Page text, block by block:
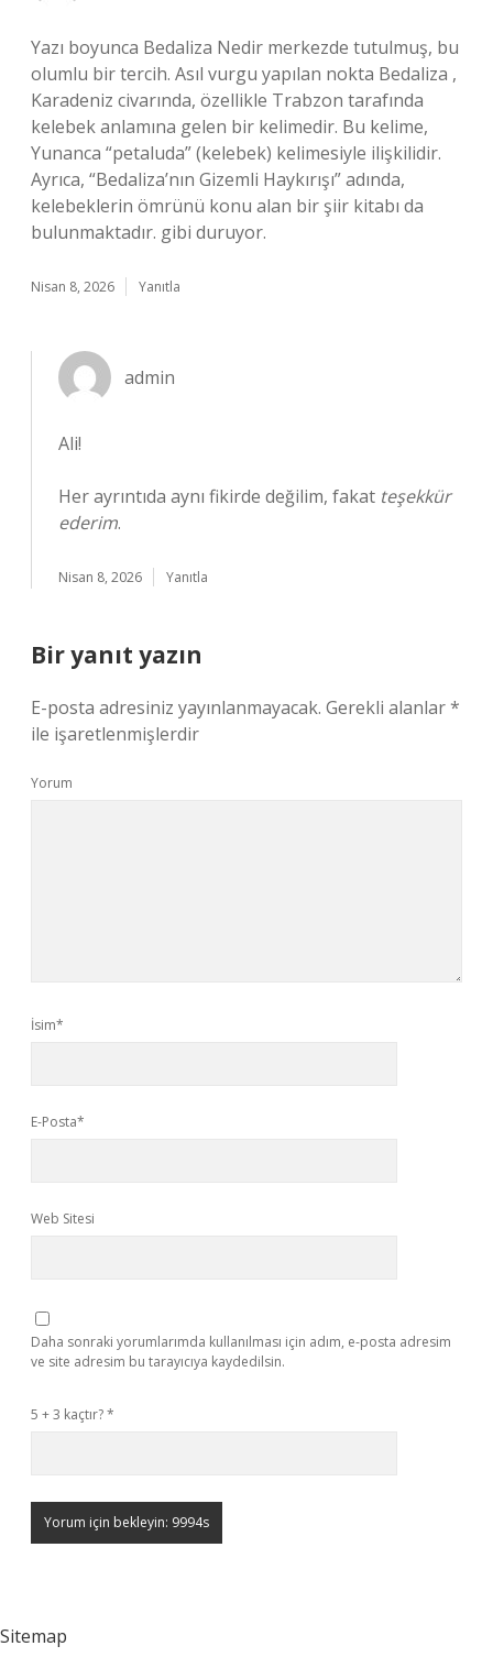
Yazı boyunca Bedaliza Nedir merkezde tutulmuş, bu
olumlu bir tercih. Asıl vurgu yapılan nokta Bedaliza ,
Karadeniz civarında, özellikle Trabzon tarafında
kelebek anlamına gelen bir kelimedir. Bu kelime,
Yunanca “petaluda” (kelebek) kelimesiyle ilişkilidir.
Ayrıca, “Bedaliza’nın Gizemli Haykırışı” adında,
kelebeklerin ömrünü konu alan bir şiir kitabı da
bulunmaktadır. gibi duruyor.
Nisan 8, 2026 Yanıtla
admin
Ali!
Her ayrıntıda aynı fikirde değilim, fakat teşekkür
ederim.
Nisan 8, 2026 Yanıtla
Bir yanıt yazın
E-posta adresiniz yayınlanmayacak. Gerekli alanlar*
ile işaretlenmişlerdir
Yorum
İsim*
E-Posta*
Web Sitesi
Daha sonraki yorumlarımda kullanılması için adım, e-posta adresim
ve site adresim bu tarayıcıya kaydedilsin.
5 + 3 kaçtır?*
Sitemap